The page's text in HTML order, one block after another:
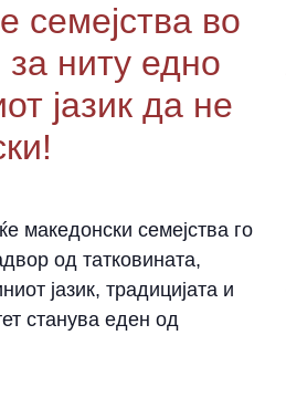
семејства во
за ниту едно
јазик да не
македонски семејства го
од татковината,
јазик, традицијата и
станува еден од